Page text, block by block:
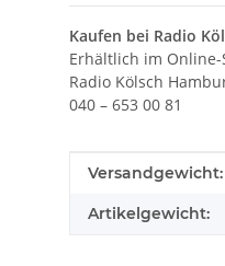
Kaufen bei Radio
Erhältlich im
Radio Kölsch
040 – 653 00 81
Produkteigenschaft
Wert
Versandgewicht:
Artikelgewicht: